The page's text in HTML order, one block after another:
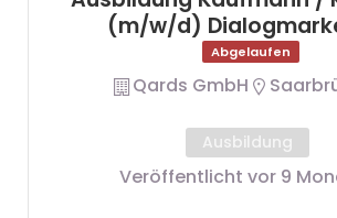
(m/w/d)
Abgelaufen
Qards GmbH
Ausbildung
Veröffentlicht vor 9